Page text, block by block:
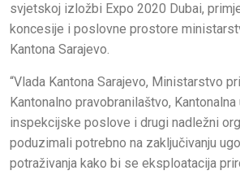
svjetskoj izložbi Expo 2020 Dubai,
koncesije i poslovne prostore
Kantona Sarajevo.
“Vlada Kantona Sarajevo, Ministarstvo
Kantonalno pravobranilaštvo, Kantonalna
inspekcijske poslove i drugi nadležni
poduzimali potrebno na zaključivanju
potraživanja kako bi se eksploatacija